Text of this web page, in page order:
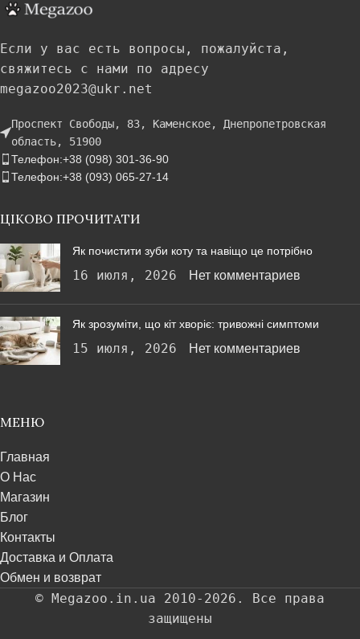
Если у вас есть вопросы, пожалуйста,
свяжитесь с нами по адресу
megazoo2023@ukr.net
Проспект Свободы, 83, Каменское, Днепропетровская
область, 51900
Телефон:+38 (098) 301-36-90
Телефон:+38 (093) 065-27-14
ЦІКОВО ПРОЧИТАТИ
Як почистити зуби коту та навіщо це потрібно
16 июля, 2026 Нет комментариев
Як зрозуміти, що кіт хворіє: тривожні симптоми
15 июля, 2026 Нет комментариев
МЕНЮ
Главная
О Нас
Магазин
Блог
Контакты
Доставка и Оплата
Обмен и возврат
© Megazoo.in.ua 2010-2026. Все права
защищены